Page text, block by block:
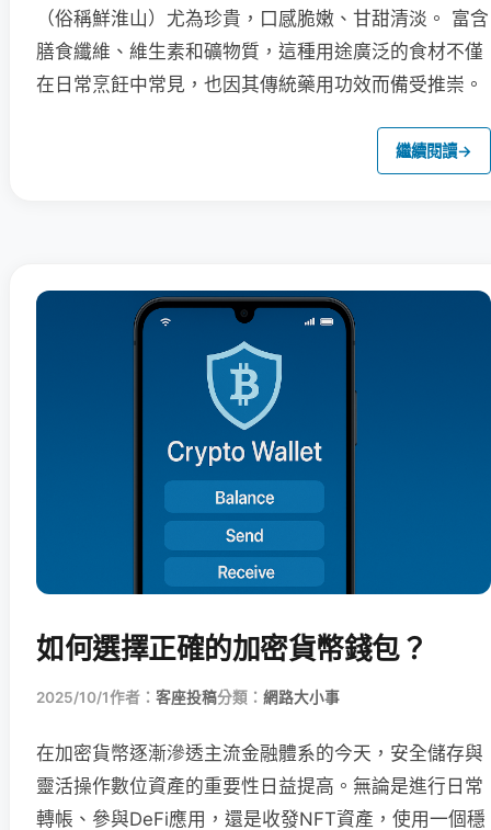
（俗稱鮮淮山）尤為珍貴，口感脆嫩、甘甜清淡。 富含
膳食纖維、維生素和礦物質，這種用途廣泛的食材不僅
在日常烹飪中常見，也因其傳統藥用功效而備受推崇。
繼續閱讀→
如何選擇正確的加密貨幣錢包？
2025/10/1作者： 客座投稿分類： 網路大小事
在加密貨幣逐漸滲透主流金融體系的今天，安全儲存與
靈活操作數位資產的重要性日益提高。無論是進行日常
轉帳、參與DeFi應用，還是收發NFT資產，使用一個穩